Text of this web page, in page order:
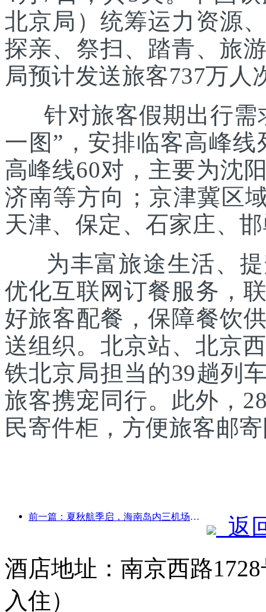
北京局）统筹运力资源
探亲、祭扫、踏青、旅
局预计发送旅客737万人
针对旅客假期出行需
一图”，安排临客高峰
高峰线60对，主要为沈
济南等方向；京津冀区
天津、保定、石家庄、
为丰富旅途生活、提
优化互联网订餐服务，
好旅客配餐，保障餐饮
送组织。北京站、北京
铁北京局担当的39趟列
旅客携宠同行。此外，
民寄件柜，方便旅客邮
前一篇：夏秋航季启，海南岛内三机场新增41个通航点
返
酒店地址：南京西路
入住）